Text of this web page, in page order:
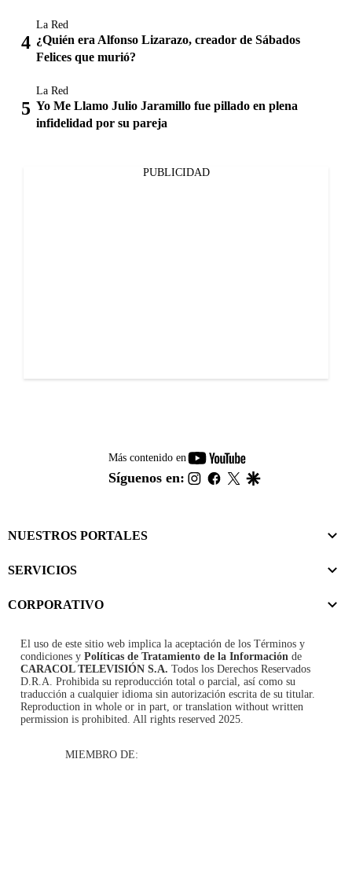
La Red
¿Quién era Alfonso Lizarazo, creador de Sábados
Felices que murió?
La Red
Yo Me Llamo Julio Jaramillo fue pillado en plena
infidelidad por su pareja
PUBLICIDAD
Más contenido en
youtube-
footer
Síguenos en: instagram
facebook
twitter
NUESTROS PORTALES
SERVICIOS
CORPORATIVO
El uso de este sitio web implica la aceptación de los Términos y
condiciones y Políticas de Tratamiento de la Información de
CARACOL TELEVISIÓN S.A. Todos los Derechos Reservados
D.R.A. Prohibida su reproducción total o parcial, así como su
traducción a cualquier idioma sin autorización escrita de su titular.
Reproduction in whole or in part, or translation without written
permission is prohibited. All rights reserved 2025.
MIEMBRO DE: